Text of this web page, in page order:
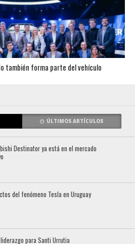
también forma parte del vehículo
ÚLTIMOS ARTÍCULOS
Destinator ya está en el mercado
del fenómeno Tesla en Uruguay
para Santi Urrutia